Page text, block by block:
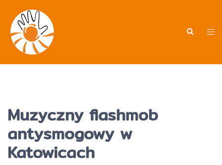
treści
Muzyczny flashmob
antysmogowy w
Katowicach